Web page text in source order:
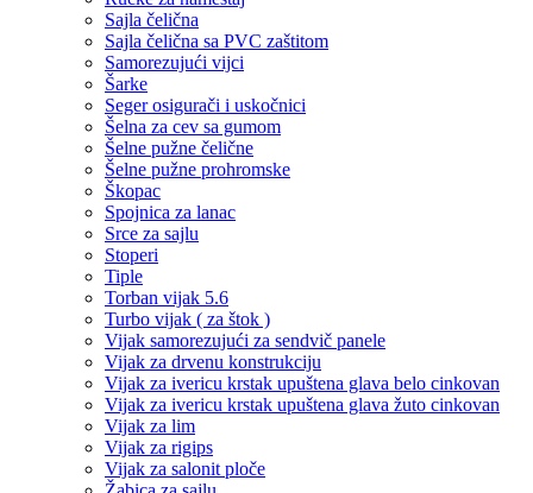
Sajla čelična
Sajla čelična sa PVC zaštitom
Samorezujući vijci
Šarke
Seger osigurači i uskočnici
Šelna za cev sa gumom
Šelne pužne čelične
Šelne pužne prohromske
Škopac
Spojnica za lanac
Srce za sajlu
Stoperi
Tiple
Torban vijak 5.6
Turbo vijak ( za štok )
Vijak samorezujući za sendvič panele
Vijak za drvenu konstrukciju
Vijak za ivericu krstak upuštena glava belo cinkovan
Vijak za ivericu krstak upuštena glava žuto cinkovan
Vijak za lim
Vijak za rigips
Vijak za salonit ploče